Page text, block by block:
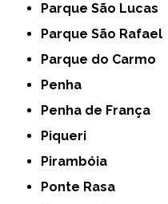
Parque São Lucas
Parque São Rafael
Parque do Carmo
Penha
Penha de França
Piqueri
Pirambóia
Ponte Rasa